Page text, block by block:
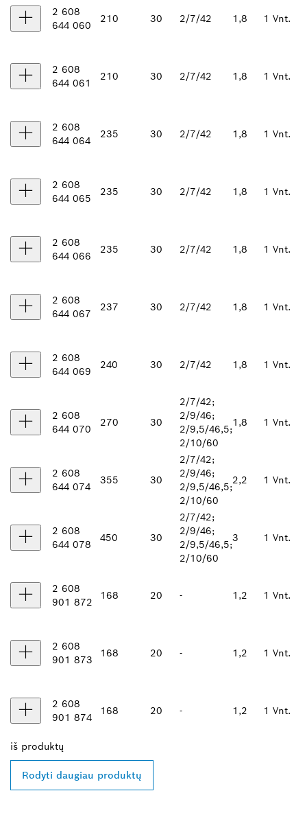
2 608
644 060
210 30 2/7/42 1,8 1 Vnt.
2 608
644 061
210 30 2/7/42 1,8 1 Vnt.
2 608
644 064
235 30 2/7/42 1,8 1 Vnt.
2 608
644 065
235 30 2/7/42 1,8 1 Vnt.
2 608
644 066
235 30 2/7/42 1,8 1 Vnt.
2 608
644 067
237 30 2/7/42 1,8 1 Vnt.
2 608
644 069
240 30 2/7/42 1,8 1 Vnt.
2 608
644 070
270 30
2/7/42;
2/9/46;
2/9,5/46,5;
2/10/60
1,8 1 Vnt.
2 608
644 074
355 30
2/7/42;
2/9/46;
2/9,5/46,5;
2/10/60
2,2 1 Vnt.
2 608
644 078
450 30
2/7/42;
2/9/46;
2/9,5/46,5;
2/10/60
3 1 Vnt.
2 608
901 872
168 20 - 1,2 1 Vnt.
2 608
901 873
168 20 - 1,2 1 Vnt.
2 608
901 874
168 20 - 1,2 1 Vnt.
iš produktų
Rodyti daugiau produktų